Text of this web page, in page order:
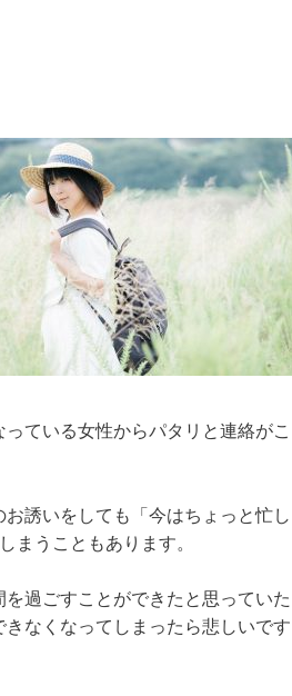
ている女性からパタリと連絡がこ
誘いをしても「今はちょっと忙し
まうこともあります。
過ごすことができたと思っていた
なくなってしまったら悲しいです